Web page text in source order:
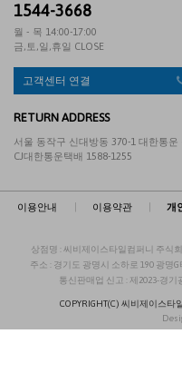
1544-3668
월 - 목 14:00-17:00
금,토,일,휴일 CLOSE
고객센터 연결
RETURN ADDRESS
서울 동작구 신대방동 370-1 대한통운
CJ대한통운택배 1588-1255
이용안내 이용약관 개
상점명 : 씨비제이스타일컴퍼니 주식
주소 : 경기도 광명시 소하로 190 광명G
통신판매업 신고 : 제2023-경기
COPYRIGHT(C) 씨비제이스타